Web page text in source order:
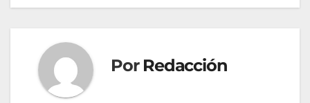
Por Redacción